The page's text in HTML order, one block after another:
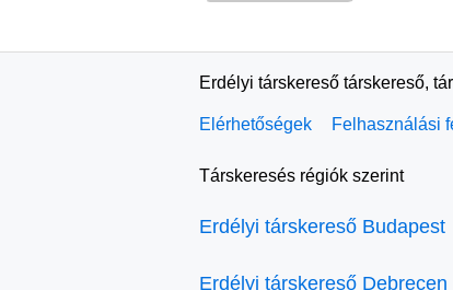
Erdélyi társkereső társkereső,
Elérhetőségek Felhasználási
Társkeresés régiók szerint
Erdélyi társkereső Budapest
Erdélyi társkereső Debrecen